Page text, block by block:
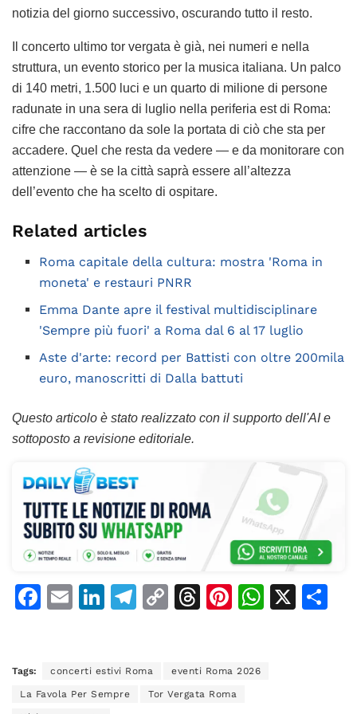
notizia del giorno successivo, oscurando tutto il resto.
Il concerto ultimo tor vergata è già, nei numeri e nella
struttura, un evento storico per la musica italiana. Un palco
di 140 metri, 1.500 luci e un quarto di milione di persone
radunate in una sera di luglio nella periferia est di Roma:
cifre che raccontano da sole la portata di ciò che sta per
accadere. Quel che resta da vedere — e da monitorare con
attenzione — è se la città saprà essere all’altezza
dell’evento che ha scelto di ospitare.
Related articles
Roma capitale della cultura: mostra 'Roma in
moneta' e restauri PNRR
Emma Dante apre il festival multidisciplinare
'Sempre più fuori' a Roma dal 6 al 17 luglio
Aste d'arte: record per Battisti con oltre 200mila
euro, manoscritti di Dalla battuti
Questo articolo è stato realizzato con il supporto dell'AI e
sottoposto a revisione editoriale.
F
e
b
E
l
Li
e
dI
T
gr
a
C
y
Li
T
a
d
Pi
re
st
W X
Tags: concerti estivi Roma eventi Roma 2026
La Favola Per Sempre Tor Vergata Roma